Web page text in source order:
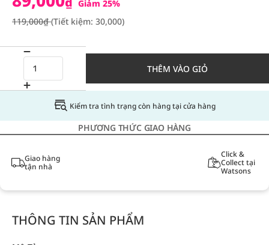
Giảm 25%
119,000₫(Tiết kiệm: 30,000)
THÊM VÀO GIỎ
Kiểm tra tình trạng còn hàng tại cửa hàng
PHƯƠNG THỨC GIAO HÀNG
Giao hàng
tận nhà
Click &
Collect tại
Watsons
THÔNG TIN SẢN PHẨM